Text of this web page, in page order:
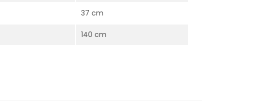
37 cm
140 cm